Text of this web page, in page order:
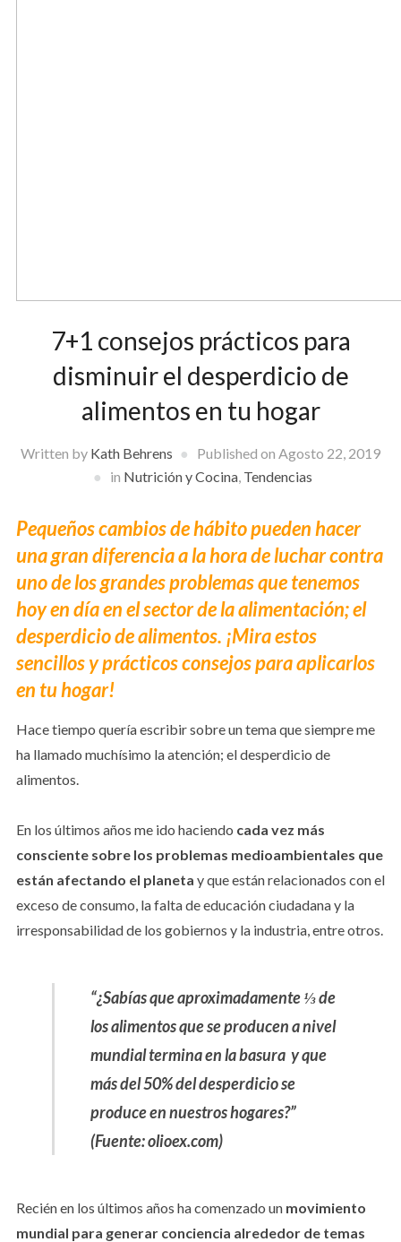
7+1 consejos prácticos para
disminuir el desperdicio de
alimentos en tu hogar
Written by Kath Behrens Published on Agosto 22, 2019
in Nutrición y Cocina, Tendencias
Pequeños cambios de hábito pueden hacer
una gran diferencia a la hora de luchar contra
uno de los grandes problemas que tenemos
hoy en día en el sector de la alimentación; el
desperdicio de alimentos. ¡Mira estos
sencillos y prácticos consejos para aplicarlos
en tu hogar!
Hace tiempo quería escribir sobre un tema que siempre me
ha llamado muchísimo la atención; el desperdicio de
alimentos.
En los últimos años me ido haciendo cada vez más
consciente sobre los problemas medioambientales que
están afectando el planeta y que están relacionados con el
exceso de consumo, la falta de educación ciudadana y la
irresponsabilidad de los gobiernos y la industria, entre otros.
“¿Sabías que aproximadamente ⅓ de
los alimentos que se producen a nivel
mundial termina en la basura y que
más del 50% del desperdicio se
produce en nuestros hogares?”
(Fuente: olioex.com)
Recién en los últimos años ha comenzado un movimiento
mundial para generar conciencia alrededor de temas